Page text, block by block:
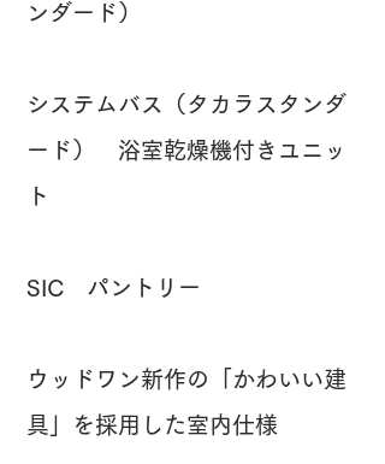
ンダード）
システムバス（タカラスタンダ
ード） 浴室乾燥機付きユニッ
ト
SIC パントリー
ウッドワン新作の「かわいい建
具」を採用した室内仕様